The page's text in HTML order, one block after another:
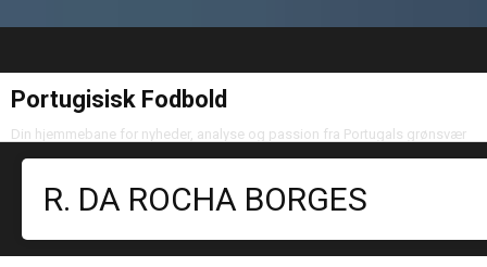
Portugisisk Fodbold
Din hjemmebane for nyheder, analyse og passion fra Portugals grønsvær
R. DA ROCHA BORGES